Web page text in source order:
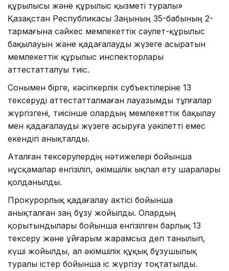
құрылысы және құрылыс қызметі туралы»
Қазақстан Республикасы Заңының 35-бабының 2-
тармағына сәйкес мемлекеттік сәулет-құрылыс
бақылауын және қадағалауды жүзеге асыратын
мемлекеттік құрылыс инспекторлары
аттестатталуы тиіс.
Сонымен бірге, кәсіпкерлік субъектілеріне 13
тексеруді аттестатталмаған лауазымды тұлғалар
жүргізгені, тиісінше олардың мемлекеттік бақылау
мен қадағалауды жүзеге асыруға уәкілетті емес
екендігі анықталды.
Аталған тексерулердің нәтижелері бойынша
нұсқамалар енгізіліп, әкімшілік ықпал ету шаралары
қолданылды.
Прокурорлық қадағалау актісі бойынша
анықталған заң бұзу жойылды. Олардың
қорытындылары бойынша енгізілген барлық 13
тексеру және ұйғарым жарамсыз деп танылып,
күші жойылды, ал әкімшілік құқық бұзушылық
туралы істер бойынша іс жүргізу тоқтатылды.